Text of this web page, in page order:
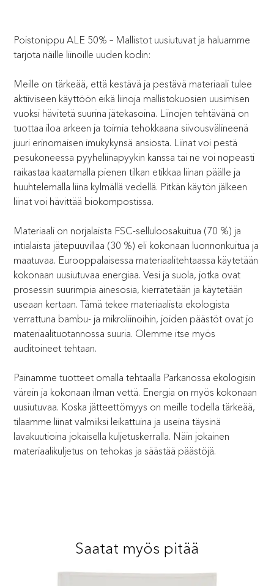
Poistonippu ALE 50% – Mallistot uusiutuvat ja haluamme
tarjota näille liinoille uuden kodin:
Meille on tärkeää, että kestävä ja pestävä materiaali tulee
aktiiviseen käyttöön eikä liinoja mallistokuosien uusimisen
vuoksi hävitetä suurina jätekasoina. Liinojen tehtävänä on
tuottaa iloa arkeen ja toimia tehokkaana siivousvälineenä
juuri erinomaisen imukykynsä ansiosta. Liinat voi pestä
pesukoneessa pyyheliinapyykin kanssa tai ne voi nopeasti
raikastaa kaatamalla pienen tilkan etikkaa liinan päälle ja
huuhtelemalla liina kylmällä vedellä. Pitkän käytön jälkeen
liinat voi hävittää biokompostissa.
Materiaali on norjalaista FSC-selluloosakuitua (70 %) ja
intialaista jätepuuvillaa (30 %) eli kokonaan luonnonkuitua ja
maatuvaa. Eurooppalaisessa materiaalitehtaassa käytetään
kokonaan uusiutuvaa energiaa. Vesi ja suola, jotka ovat
prosessin suurimpia ainesosia, kierrätetään ja käytetään
useaan kertaan. Tämä tekee materiaalista ekologista
verrattuna bambu- ja mikroliinoihin, joiden päästöt ovat jo
materiaalituotannossa suuria. Olemme itse myös
auditoineet tehtaan.
Painamme tuotteet omalla tehtaalla Parkanossa ekologisin
värein ja kokonaan ilman vettä. Energia on myös kokonaan
uusiutuvaa. Koska jätteettömyys on meille todella tärkeää,
tilaamme liinat valmiiksi leikattuina ja useina täysinä
lavakuutioina jokaisella kuljetuskerralla. Näin jokainen
materiaalikuljetus on tehokas ja säästää päästöjä.
Saatat myös pitää